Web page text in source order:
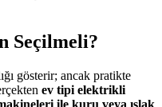
Seçilmeli?
gösterir; ancak pratikte
ev tipi elektrikli